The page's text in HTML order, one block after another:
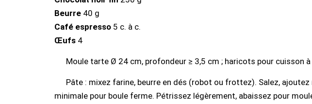
Beurre 40 g
Café espresso 5 c. à c.
Œufs 4
Moule tarte Ø 24 cm, profondeur ≥ 3,5 cm ; haricots pour cuisson à
Pâte : mixez farine, beurre en dés (robot ou frottez). Salez, ajoutez
minimale pour boule ferme. Pétrissez légèrement, abaissez pour